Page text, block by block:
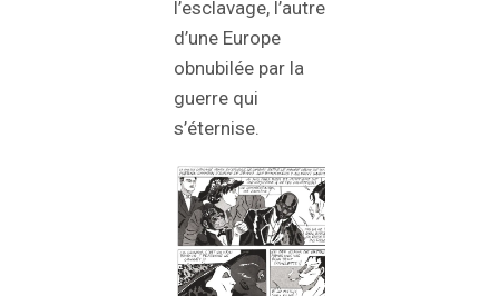
l’esclavage, l’autre
d’une Europe
obnubilée par la
guerre qui
s’éternise.